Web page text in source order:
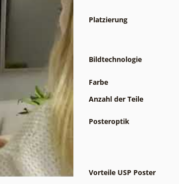
Platzierung
Bildtechnologie
Farbe
Anzahl der Teile
Posteroptik
Vorteile USP Poster